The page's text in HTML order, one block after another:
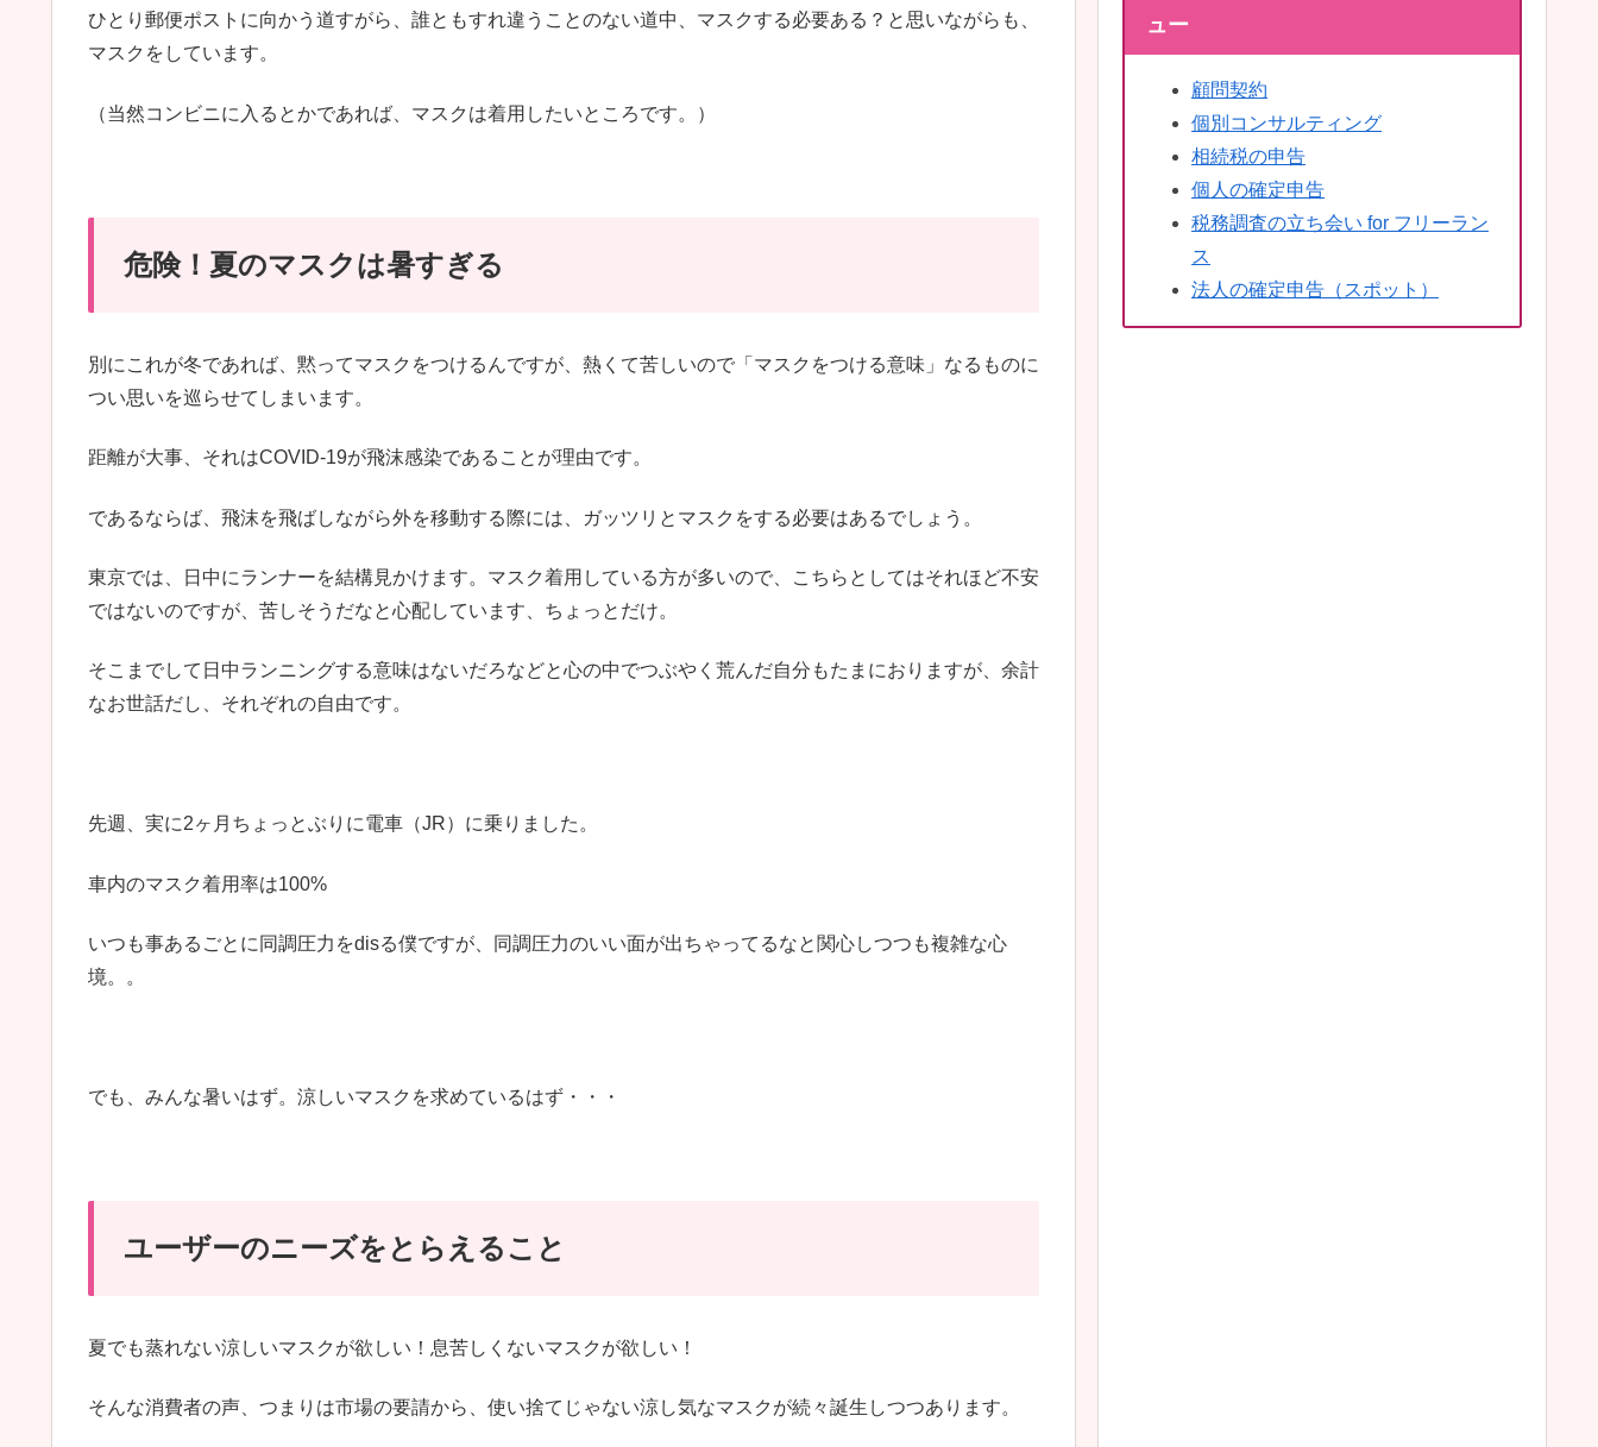
ひとり郵便ポストに向かう道すがら、誰ともすれ違うことのない道中、マスクする必要ある？と思いながらも、
マスクをしています。
（当然コンビニに入るとかであれば、マスクは着用したいところです。）
危険！夏のマスクは暑すぎる
別にこれが冬であれば、黙ってマスクをつけるんですが、熱くて苦しいので「マスクをつける意味」なるものに
つい思いを巡らせてしまいます。
距離が大事、それはCOVID-19が飛沫感染であることが理由です。
であるならば、飛沫を飛ばしながら外を移動する際には、ガッツリとマスクをする必要はあるでしょう。
東京では、日中にランナーを結構見かけます。マスク着用している方が多いので、こちらとしてはそれほど不安
ではないのですが、苦しそうだなと心配しています、ちょっとだけ。
そこまでして日中ランニングする意味はないだろなどと心の中でつぶやく荒んだ自分もたまにおりますが、余計
なお世話だし、それぞれの自由です。
先週、実に2ヶ月ちょっとぶりに電車（JR）に乗りました。
車内のマスク着用率は100%
いつも事あるごとに同調圧力をdisる僕ですが、同調圧力のいい面が出ちゃってるなと関心しつつも複雑な心
境。。
でも、みんな暑いはず。涼しいマスクを求めているはず・・・
ユーザーのニーズをとらえること
夏でも蒸れない涼しいマスクが欲しい！息苦しくないマスクが欲しい！
そんな消費者の声、つまりは市場の要請から、使い捨てじゃない涼し気なマスクが続々誕生しつつあります。
ュー
顧問契約
個別コンサルティング
相続税の申告
個人の確定申告
税務調査の立ち会い for フリーラン
ス
法人の確定申告（スポット）